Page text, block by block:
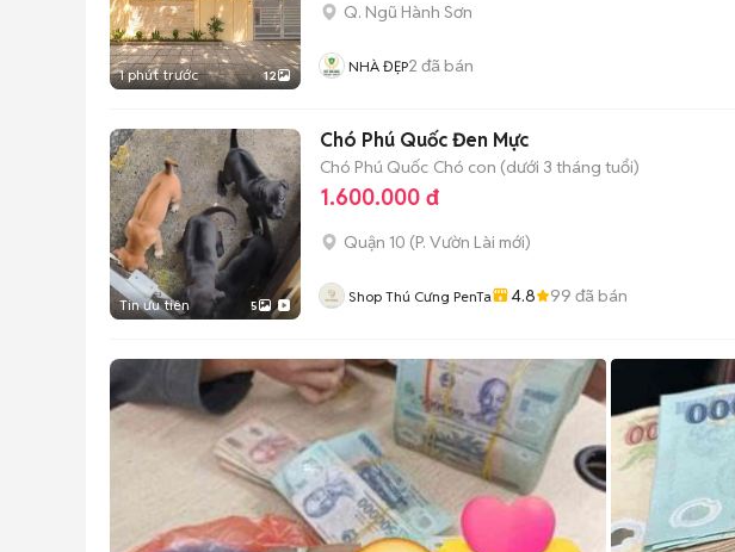
1 phút trước 12
Q. Ngũ Hành Sơn
NHÀ ĐẸP2 đã bán
Tin ưu tiên 5
Chó Phú Quốc Đen Mực
Chó Phú Quốc Chó con (dưới 3 tháng tuổi)
1.600.000 đ
Quận 10 (P. Vườn Lài mới)
Shop Thú Cưng PenTa 4.8 99 đã bán